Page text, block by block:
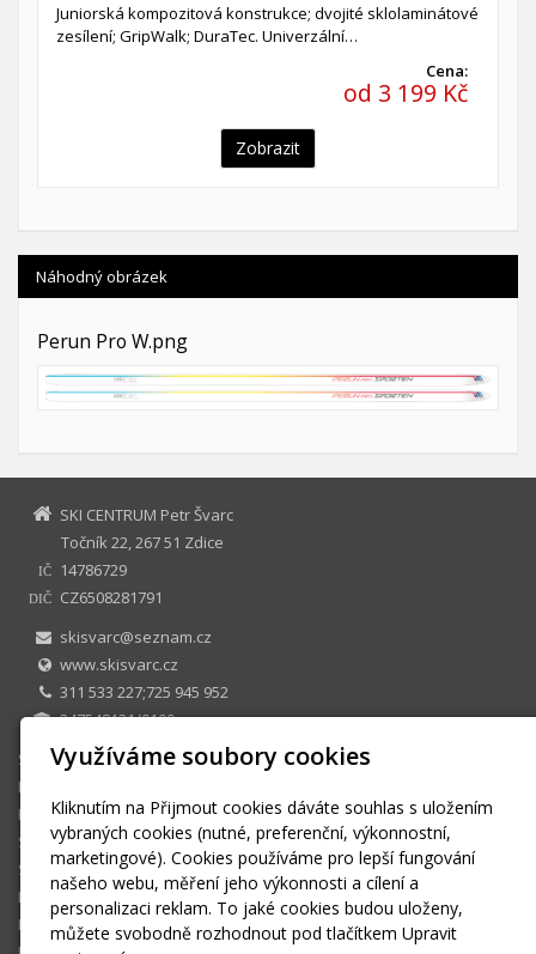
Juniorská kompozitová konstrukce; dvojité sklolaminátové
zesílení; GripWalk; DuraTec. Univerzální…
Cena:
od 3 199 Kč
Zobrazit
Náhodný obrázek
Perun Pro W.png
SKI CENTRUM Petr Švarc
Točník 22, 267 51 Zdice
IČ 14786729
DIČ
CZ6508281791
skisvarc@seznam.cz
www.skisvarc.cz
311 533 227;725 945 952
247548131/0100
SKI CENTRUM Petr Švarc
E-shop
Půjčovna
Sezonní půjčovné
Skiservis
Kontakt
Kontaktní formulář
Využíváme soubory cookies
Kliknutím na Přijmout cookies dáváte souhlas s uložením
vybraných cookies (nutné, preferenční, výkonnostní,
marketingové). Cookies používáme pro lepší fungování
našeho webu, měření jeho výkonnosti a cílení a
personalizaci reklam. To jaké cookies budou uloženy,
můžete svobodně rozhodnout pod tlačítkem Upravit